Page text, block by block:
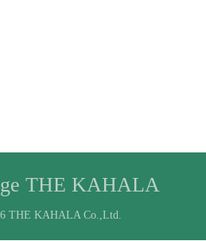
THE KAHALA
THE KAHALA Co.,Ltd.